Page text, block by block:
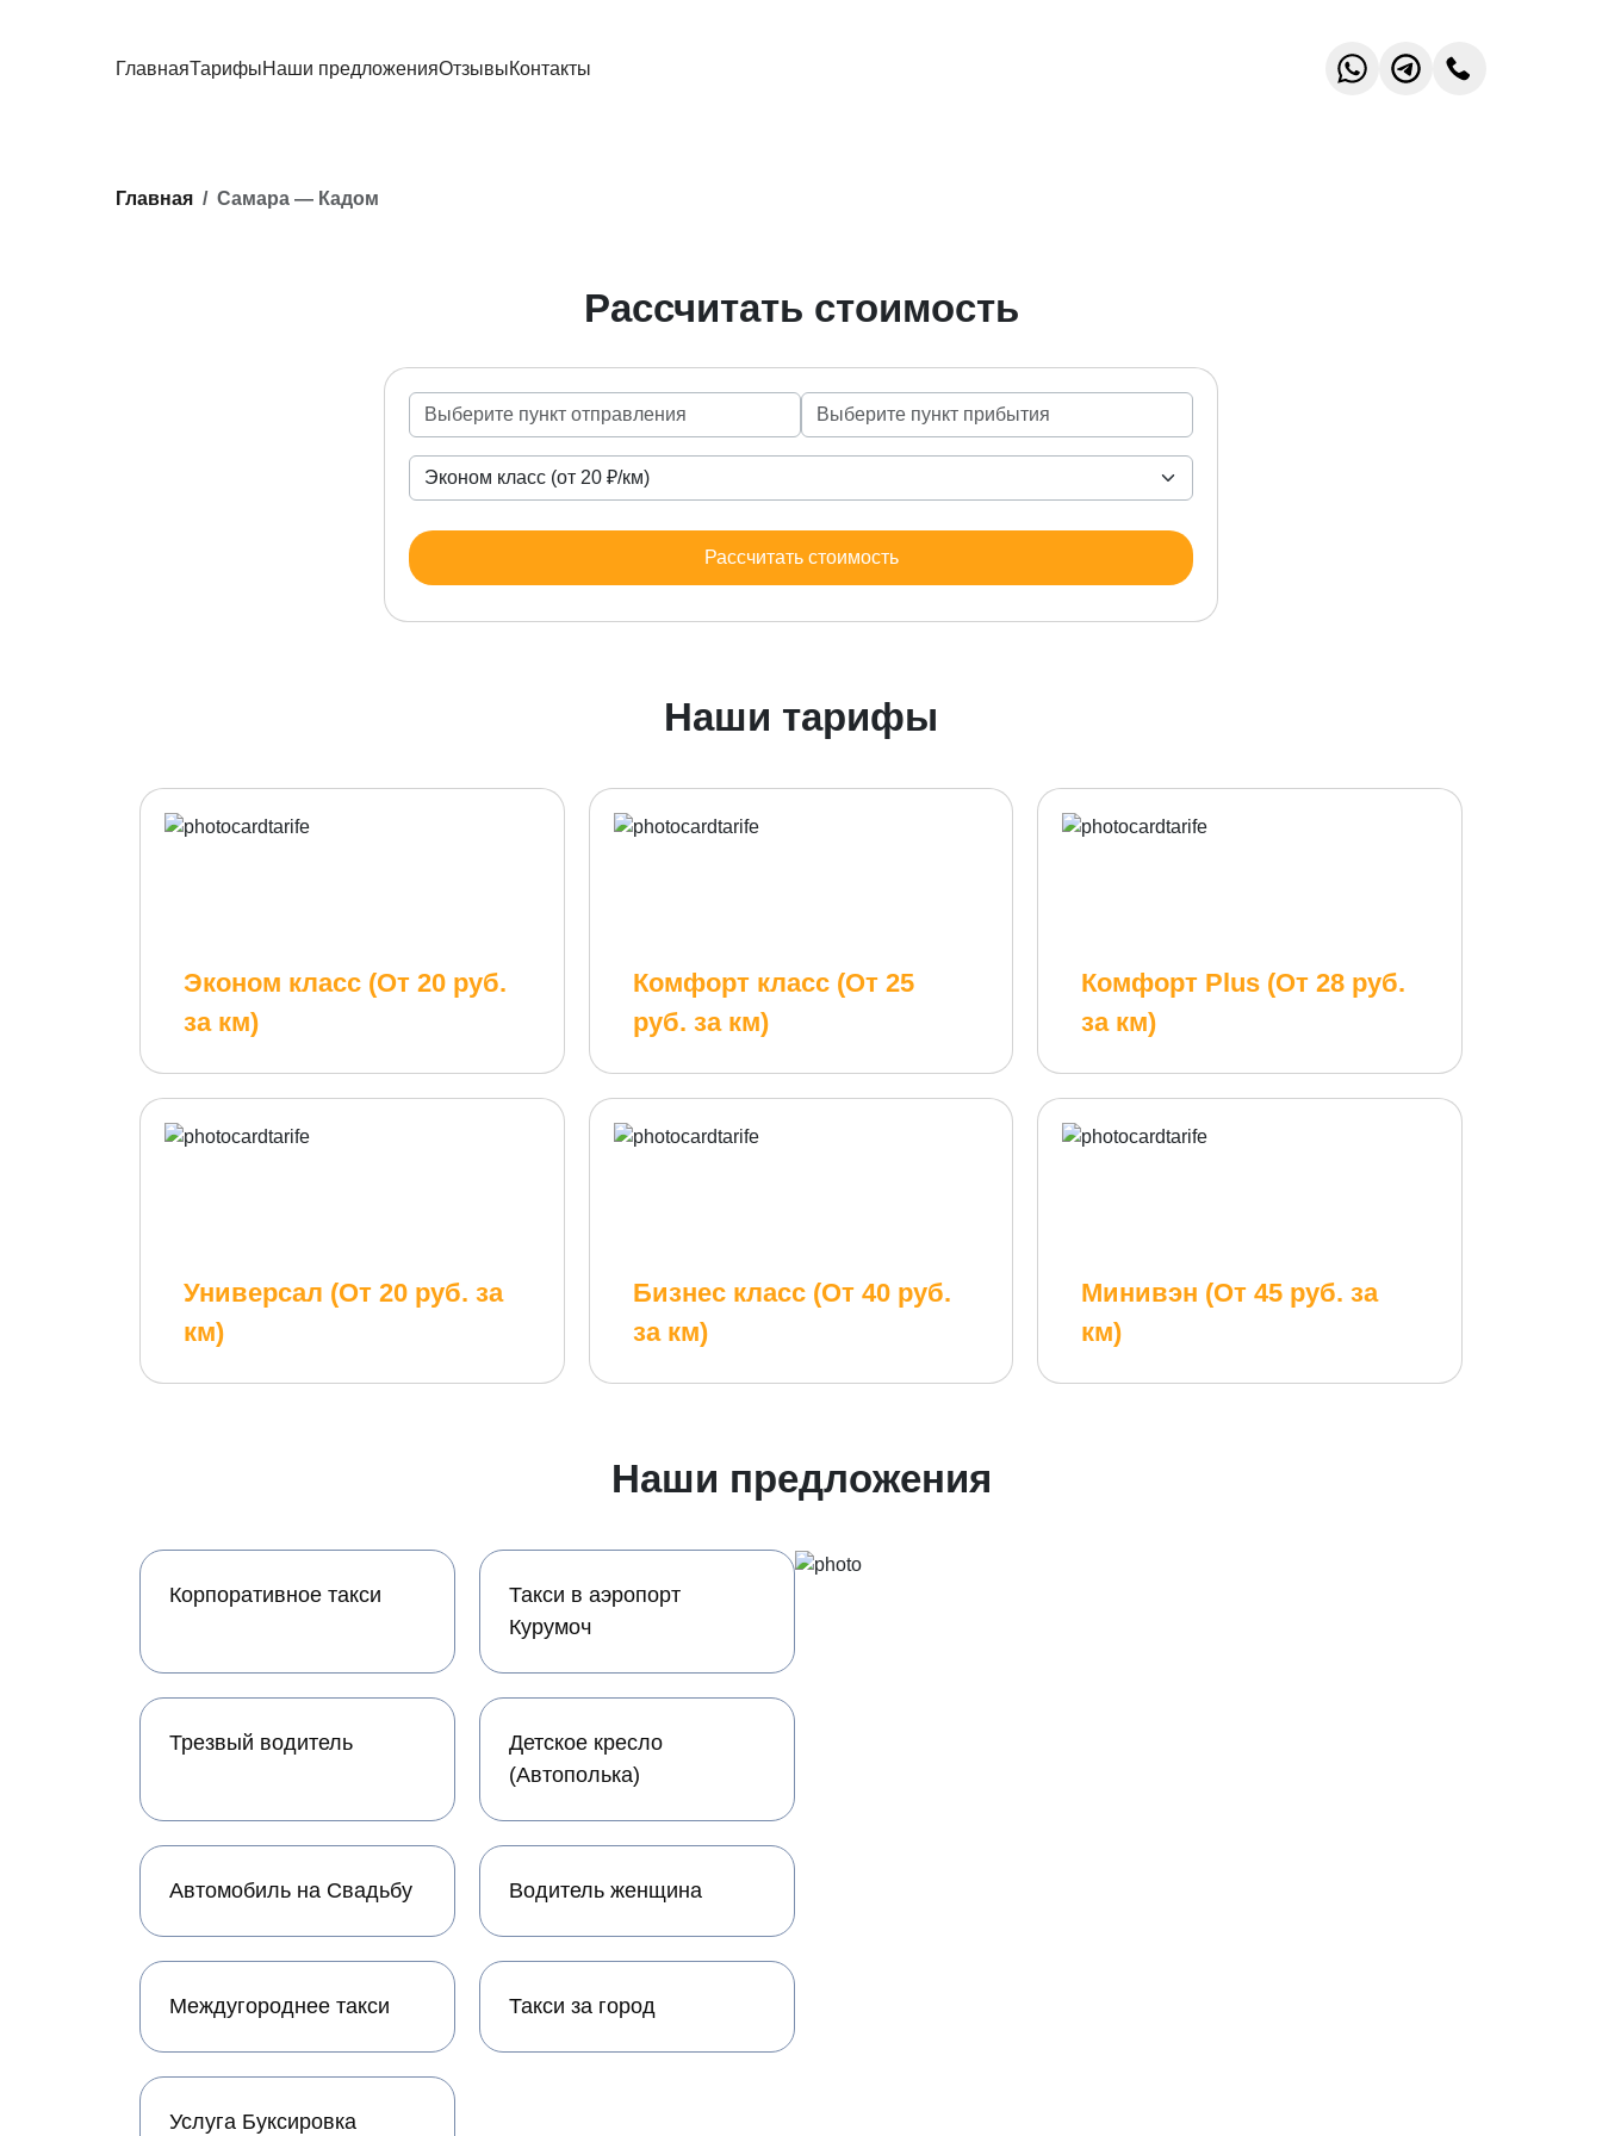
ГлавнаяТарифыНаши предложенияОтзывыКонтакты
Главная Самара — Кадом
Рассчитать стоимость
Рассчитать стоимость
Наши тарифы
Эконом класс (От 20 руб.
за км)
Комфорт класс (От 25
руб. за км)
Комфорт Plus (От 28 руб.
за км)
Универсал (От 20 руб. за
км)
Бизнес класс (От 40 руб.
за км)
Минивэн (От 45 руб. за
км)
Наши предложения
Корпоративное такси
Такси в аэропорт
Курумоч
Трезвый водитель
Детское кресло
(Автополька)
Автомобиль на Свадьбу Водитель женщина
Междугороднее такси Такси за город
Услуга Буксировка